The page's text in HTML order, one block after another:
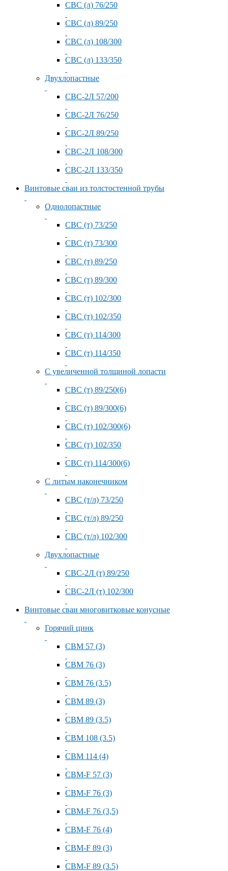
СВС (л) 76/250
СВС (л) 89/250
СВС (л) 108/300
СВС (л) 133/350
Двухлопастные
СВС-2Л 57/200
СВС-2Л 76/250
СВС-2Л 89/250
СВС-2Л 108/300
СВС-2Л 133/350
Винтовые сваи из толстостенной трубы
Однолопастные
СВС (т) 73/250
СВС (т) 73/300
СВС (т) 89/250
СВС (т) 89/300
СВС (т) 102/300
СВС (т) 102/350
СВС (т) 114/300
СВС (т) 114/350
С увеличенной толщиной лопасти
СВС (т) 89/250(6)
СВС (т) 89/300(6)
СВС (т) 102/300(6)
СВС (т) 102/350
СВС (т) 114/300(6)
С литым наконечником
СВС (т/л) 73/250
СВС (т/л) 89/250
СВС (т/л) 102/300
Двухлопастные
СВС-2Л (т) 89/250
СВС-2Л (т) 102/300
Винтовые сваи многовитковые конусные
Горячий цинк
СВМ 57 (3)
СВМ 76 (3)
СВМ 76 (3.5)
СВМ 89 (3)
СВМ 89 (3.5)
СВМ 108 (3.5)
СВМ 114 (4)
СВМ-F 57 (3)
СВМ-F 76 (3)
СВМ-F 76 (3,5)
СВМ-F 76 (4)
СВМ-F 89 (3)
СВМ-F 89 (3.5)